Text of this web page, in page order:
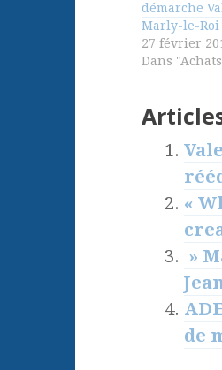
démarche
Marly-le-Roi
27 février
Dans
«
»
de